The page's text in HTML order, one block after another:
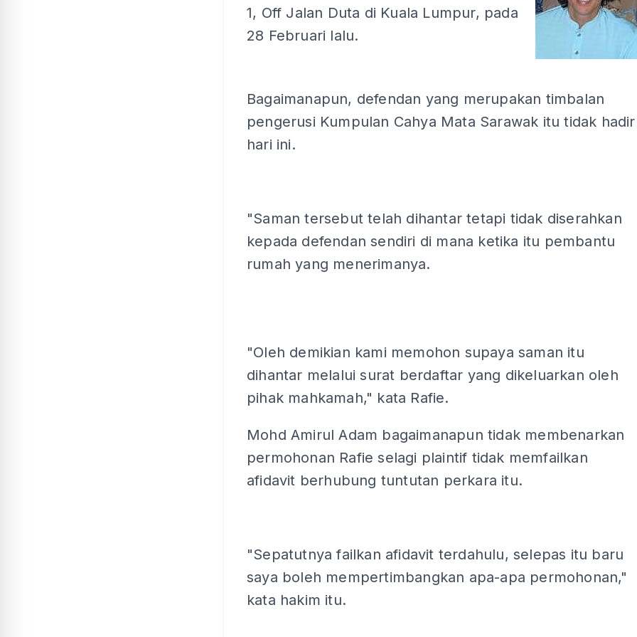
1, Off Jalan Duta di Kuala Lumpur, pada
28 Februari lalu.
Bagaimanapun, defendan yang merupakan timbalan
pengerusi Kumpulan Cahya Mata Sarawak itu tidak hadir
hari ini.
"Saman tersebut telah dihantar tetapi tidak diserahkan
kepada defendan sendiri di mana ketika itu pembantu
rumah yang menerimanya.
"Oleh demikian kami memohon supaya saman itu
dihantar melalui surat berdaftar yang dikeluarkan oleh
pihak mahkamah," kata Rafie.
Mohd Amirul Adam bagaimanapun tidak membenarkan
permohonan Rafie selagi plaintif tidak memfailkan
afidavit berhubung tuntutan perkara itu.
"Sepatutnya failkan afidavit terdahulu, selepas itu baru
saya boleh mempertimbangkan apa-apa permohonan,"
kata hakim itu.